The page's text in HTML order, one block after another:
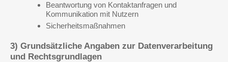
Beantwortung von Kontaktanfragen und
Kommunikation mit Nutzern
Sicherheitsmaßnahmen
3) Grundsätzliche Angaben zur Datenverarbeitung
und Rechtsgrundlagen